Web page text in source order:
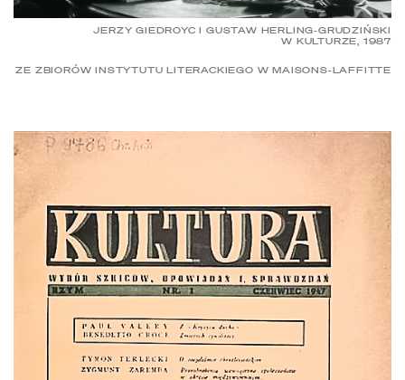
JERZY GIEDROYC I GUSTAW HERLING-GRUDZIŃSKI
W KULTURZE, 1987
ZE ZBIORÓW INSTYTUTU LITERACKIEGO W MAISONS-LAFFITTE